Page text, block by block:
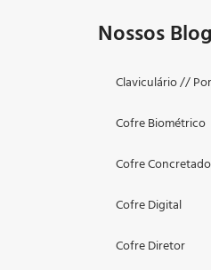
Nossos Blog
Claviculário //
Cofre Biométrico
Cofre Concretado
Cofre Digital
Cofre Diretor